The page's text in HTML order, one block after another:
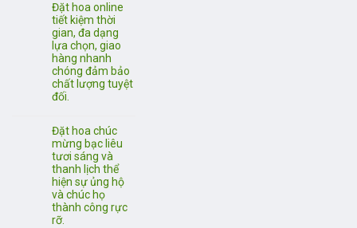
Đặt hoa online
tiết kiệm thời
gian, đa dạng
lựa chọn, giao
hàng nhanh
chóng đảm bảo
chất lượng tuyệt
đối.
Đặt hoa chúc
mừng bạc liêu
tươi sáng và
thanh lịch thể
hiện sự ủng hộ
và chúc họ
thành công rực
rỡ.